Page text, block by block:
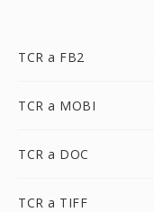
TCR a FB2
TCR a MOBI
TCR a DOC
TCR a TIFF